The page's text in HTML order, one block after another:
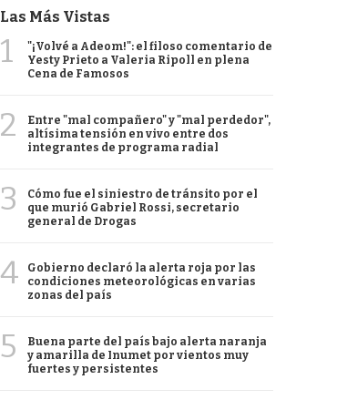
Las Más Vistas
1
"¡Volvé a Adeom!": el filoso comentario de
Yesty Prieto a Valeria Ripoll en plena
Cena de Famosos
2
Entre "mal compañero" y "mal perdedor",
altísima tensión en vivo entre dos
integrantes de programa radial
3
Cómo fue el siniestro de tránsito por el
que murió Gabriel Rossi, secretario
general de Drogas
4
Gobierno declaró la alerta roja por las
condiciones meteorológicas en varias
zonas del país
5
Buena parte del país bajo alerta naranja
y amarilla de Inumet por vientos muy
fuertes y persistentes